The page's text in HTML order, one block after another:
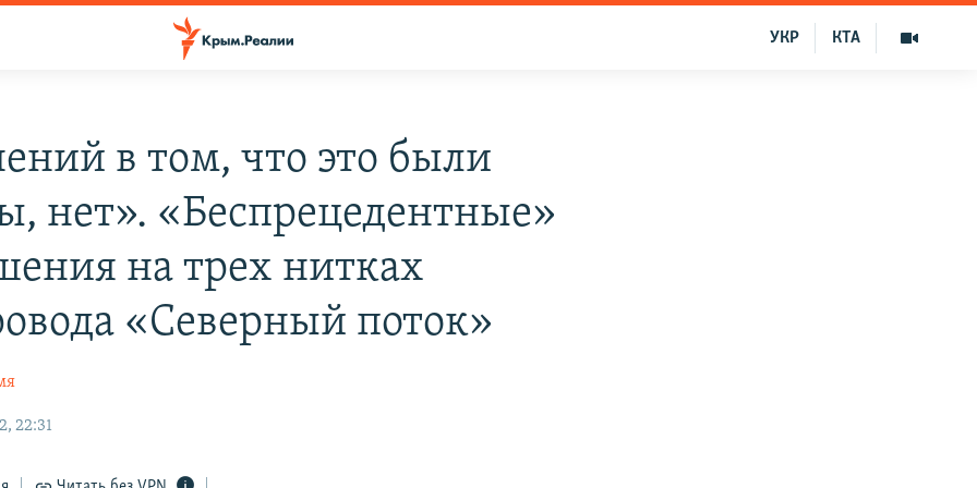
КТА
УКР
в том, что это были
нет». «Беспрецедентные»
на трех нитках
«Северный поток»
22:31